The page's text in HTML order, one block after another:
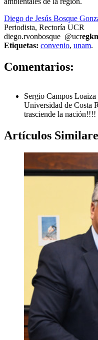
Diego de Jesús Bosque
Periodista, Rectoría UCR
diego.rvonbosque @ucr
Etiquetas: convenio, unam.
Comentarios:
Sergio Campos Loaiza
Universidad de Costa
trasciende la nación!!!!
Artículos